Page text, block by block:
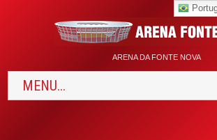
ARENA DA FONTE NOVA
MENU...